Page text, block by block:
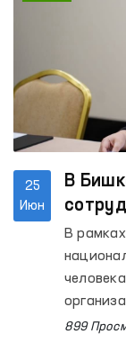
25
Июн
В
прав
В
899